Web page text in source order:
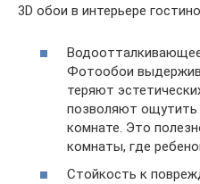
3D обои в интерьере
Фотообои
теряют
позволяют ощутить
комнате. Это
комнаты, где
Стойкость к